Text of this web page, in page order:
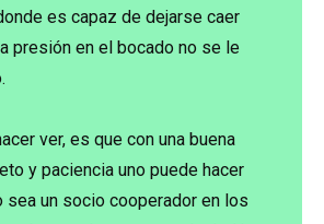
es capaz de dejarse caer
presión en el bocado no se le
ver, es que con una buena
y paciencia uno puede hacer
sea un socio cooperador en los